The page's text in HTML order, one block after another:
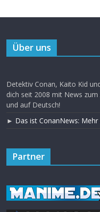
Über uns
Detektiv Conan, Kaito Kid
dich seit 2008 mit News
und auf Deutsch!
► Das ist ConanNews: Mehr
Partner